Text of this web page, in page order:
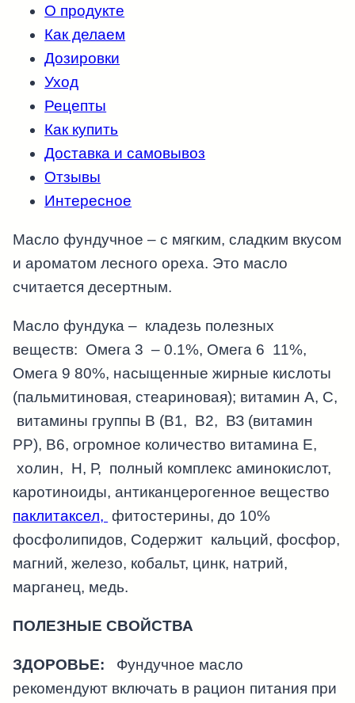
прессе
бочонке.
Прямой
холодный
отжим
О продукте
Как делаем
Дозировки
Уход
Рецепты
Как купить
Доставка и самовывоз
Отзывы
Интересное
Масло фундучное – с мягким, сладким вкусом
и ароматом лесного ореха. Это масло
считается десертным.
Масло фундука – кладезь полезных
веществ: Омега 3 – 0.1%, Омега 6 11%,
Омега 9 80%, насыщенные жирные кислоты
(пальмитиновая, стеариновая); витамин А, С,
витамины группы В (В1, В2, ВЗ (витамин
РР), В6, огромное количество витамина Е,
холин, Н, Р, полный комплекс аминокислот,
каротиноиды, антиканцерогенное вещество
паклитаксел, фитостерины, до 10%
фосфолипидов, Содержит кальций, фосфор,
магний, железо, кобальт, цинк, натрий,
марганец, медь.
ПОЛЕЗНЫЕ СВОЙСТВА
ЗДОРОВЬЕ: Фундучное масло
рекомендуют включать в рацион питания при